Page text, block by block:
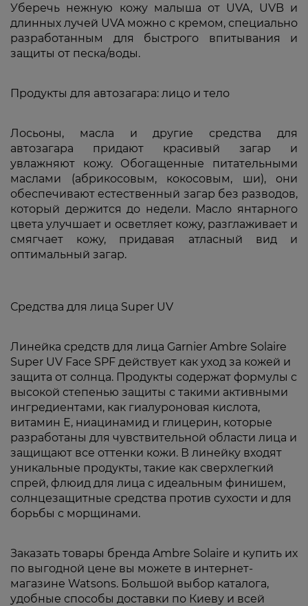
Уберечь нежную кожу малыша от UVA, UVB и
длинных лучей UVA можно с кремом, специально
разработанным для быстрого впитывания и
защиты от песка/воды.
Продукты для автозагара: лицо и тело
Лосьоны, масла и другие средства для
автозагара придают красивый загар и
увлажняют кожу. Обогащенные питательными
маслами (абрикосовым, кокосовым, ши), они
обеспечивают естественный загар без разводов,
который держится до недели. Масло янтарного
цвета улучшает и осветляет кожу, разглаживает и
смягчает кожу, придавая атласный вид и
оптимальный загар.
Средства для лица Super UV
Линейка средств для лица Garnier Ambre Solaire
Super UV Face SPF действует как уход за кожей и
защита от солнца. Продукты содержат формулы с
высокой степенью защиты с такими активными
ингредиентами, как гиалуроновая кислота,
витамин Е, ниацинамид и глицерин, которые
разработаны для чувствительной области лица и
защищают все оттенки кожи. В линейку входят
уникальные продукты, такие как сверхлегкий
спрей, флюид для лица с идеальным финишем,
солнцезащитные средства против сухости и для
борьбы с морщинами.
Заказать товары бренда Ambre Solaire и купить их
по выгодной цене вы можете в интернет-
магазине Watsons. Большой выбор каталога,
удобные способы доставки по Киеву и всей